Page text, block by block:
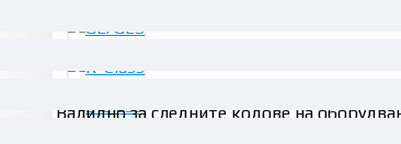
Валидно за следните кодове на